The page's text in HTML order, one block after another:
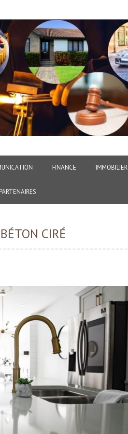
FINANCE IMMOBILIER
PARTENAIRES
CIRÉ